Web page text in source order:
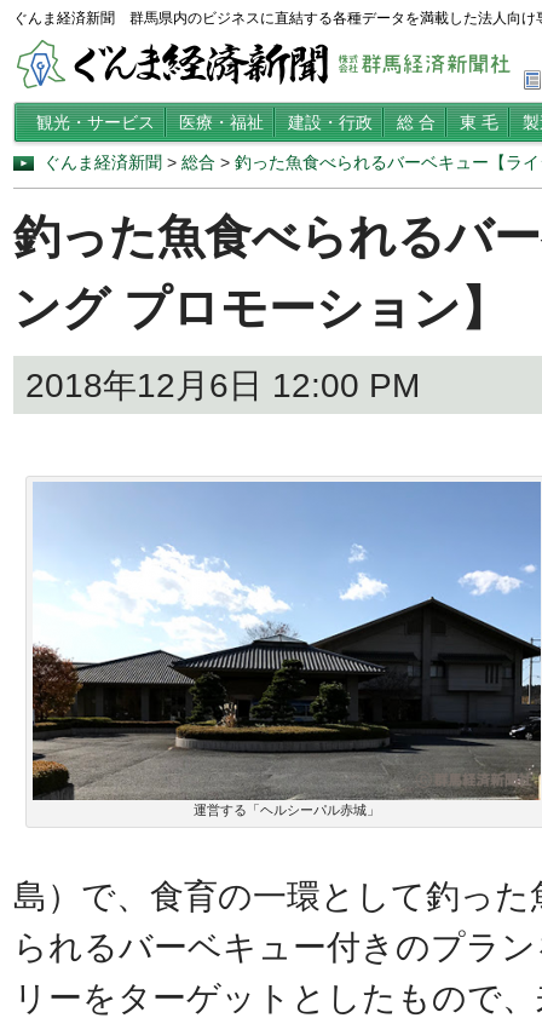
ぐんま経済新聞 群馬県内のビジネスに直結する各種データを満載した法人向け
観光・サービス 医療・福祉 建設・行政 総 合 東 毛
ぐんま経済新聞 > 総合 > 釣った魚食べられるバーベキュー【ラ
釣った魚食べられるバ
ング プロモーション】
2018年12月6日 12:00 PM
運営する「ヘルシーパル赤城」
島）で、食育の一環として釣っ
られるバーベキュー付きのプラ
リーをターゲットとしたもので